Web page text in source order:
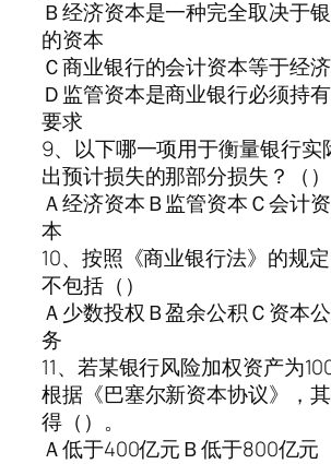
Ｂ经济资本是一种完全取决于
的资本
Ｃ商业银行的会计资本等于经
Ｄ监管资本是商业银行必须持
要求
9、以下哪一项用于衡量银行实
出预计损失的那部分损失？（）
Ａ经济资本Ｂ监管资本Ｃ会计
本
10、按照《商业银行法》的规
不包括（）
Ａ少数投权Ｂ盈余公积Ｃ资本
务
11、若某银行风险加权资产为
根据《巴塞尔新资本协议》，
得（）。
Ａ低于400亿元Ｂ低于800亿元